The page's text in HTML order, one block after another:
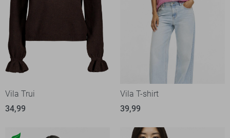
Vila Trui
34,99
Vila T-shirt
39,99